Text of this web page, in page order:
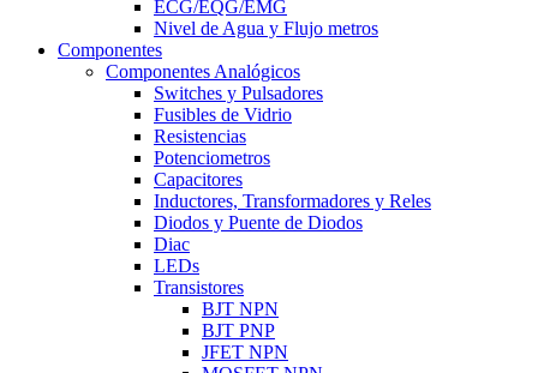
ECG/EQG/EMG
Nivel de Agua y Flujo metros
Componentes
Componentes Analógicos
Switches y Pulsadores
Fusibles de Vidrio
Resistencias
Potenciometros
Capacitores
Inductores, Transformadores y Reles
Diodos y Puente de Diodos
Diac
LEDs
Transistores
BJT NPN
BJT PNP
JFET NPN